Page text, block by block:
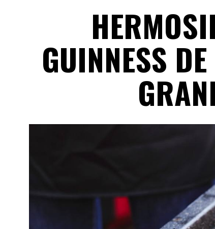
GUINNESS